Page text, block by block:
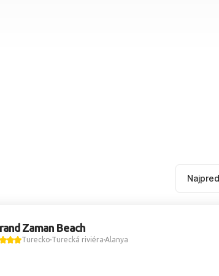
Zaman Beach
TureckoTurecká riviéraAlanya